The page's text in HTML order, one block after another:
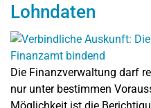
Lohndaten
Die Finanzverwaltung darf
nur unter bestimmen
Möglichkeit ist die